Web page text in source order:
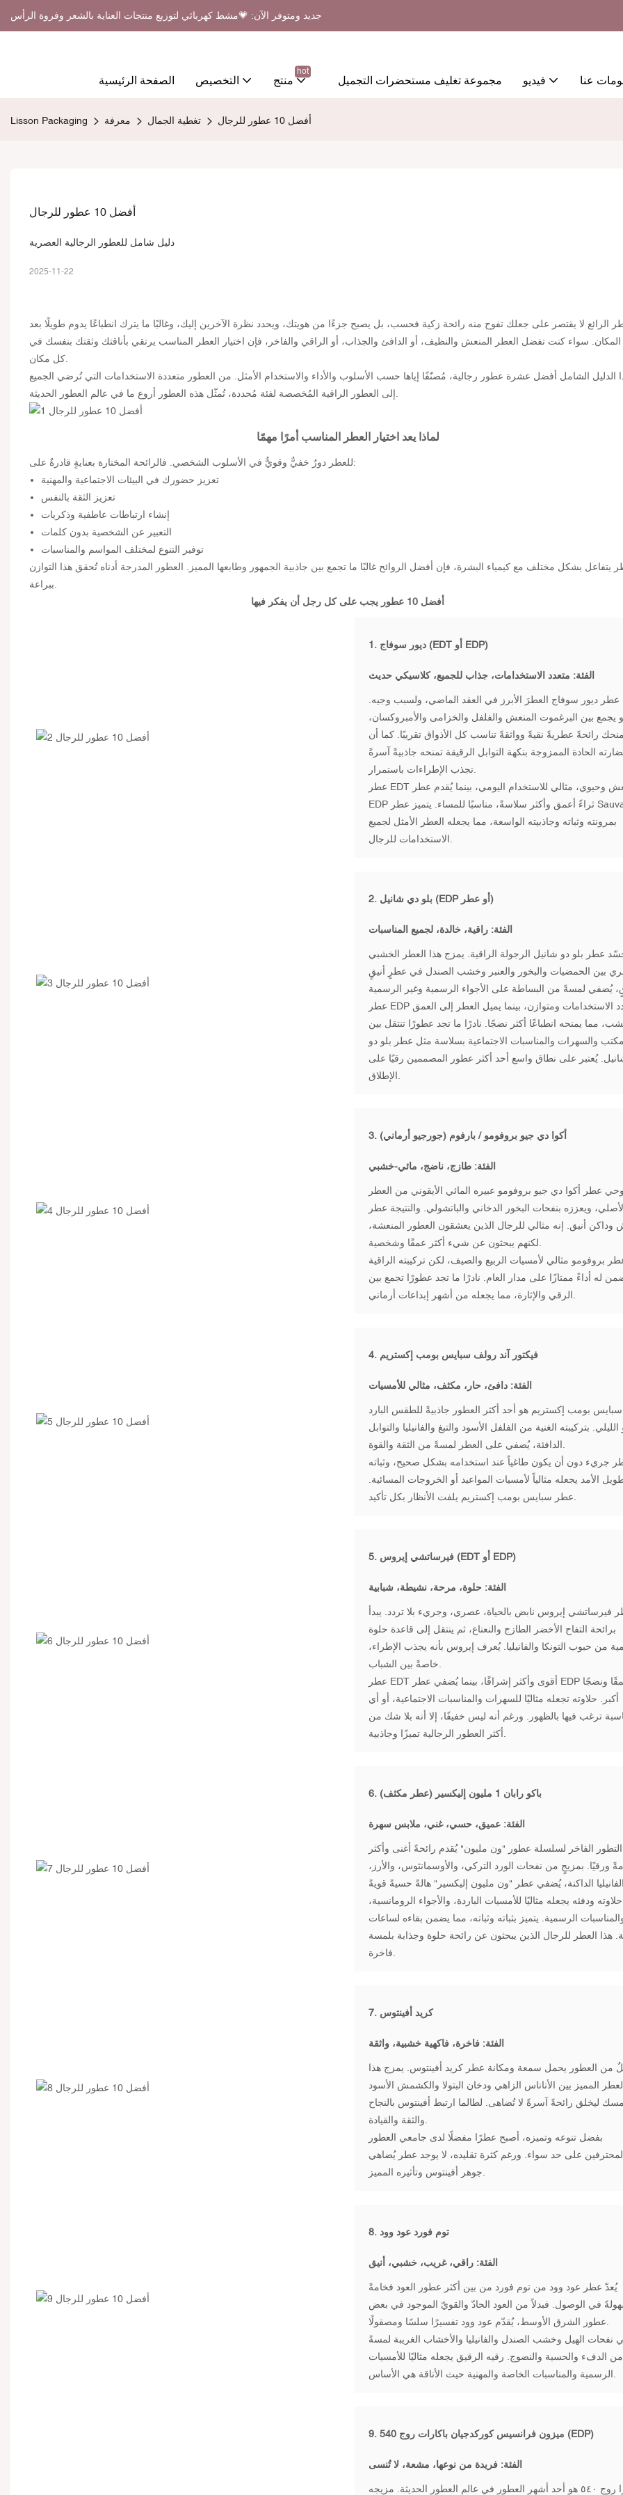
جديد ومتوفر الآن: 💗مشط كهربائي لتوزيع منتجات العناية بالشعر وفروة الرأس
الصفحة الرئيسية التخصيص منتج
hot
مجموعة تغليف مستحضرات التجميل فيديو عنا
Lisson Packaging معرفة تغطية الجمال أفضل 10 عطور للرجال
أفضل 10 عطور للرجال
دليل شامل للعطور الرجالية العصرية
2025-11-22
الرائع لا يقتصر على جعلك تفوح منه رائحة زكية فحسب، بل يصبح جزءًا من هويتك، ويحدد نظرة الآخرين إليك، وغالبًا ما يترك انطباعًا يدوم طويلًا بعد
سواء كنت تفضل العطر المنعش والنظيف، أو الدافئ والجذاب، أو الراقي والفاخر، فإن اختيار العطر المناسب يرتقي بأناقتك وثقتك بنفسك في
كل مكان.
الدليل الشامل أفضل عشرة عطور رجالية، مُصنّفًا إياها حسب الأسلوب والأداء والاستخدام الأمثل. من العطور متعددة الاستخدامات التي تُرضي الجميع
إلى العطور الراقية المُخصصة لفئة مُحددة، تُمثّل هذه العطور أروع ما في عالم العطور الحديثة.
لماذا يعد اختيار العطر المناسب أمرًا مهمًا
للعطر دورٌ خفيٌّ وقويٌّ في الأسلوب الشخصي. فالرائحة المختارة بعنايةٍ قادرةٌ على:
تعزيز حضورك في البيئات الاجتماعية والمهنية
تعزيز الثقة بالنفس
إنشاء ارتباطات عاطفية وذكريات
التعبير عن الشخصية بدون كلمات
توفير التنوع لمختلف المواسم والمناسبات
يتفاعل بشكل مختلف مع كيمياء البشرة، فإن أفضل الروائح غالبًا ما تجمع بين جاذبية الجمهور وطابعها المميز. العطور المدرجة أدناه تُحقق هذا التوازن
ببراعة.
أفضل 10 عطور يجب على كل رجل أن يفكر فيها
1. ديور سوفاج (EDT أو EDP)
الفئة: متعدد الاستخدامات، جذاب للجميع، كلاسيكي حديث
عطر ديور سوفاج العطرَ الأبرز في العقد الماضي، ولسبب وجيه.
يجمع بين البرغموت المنعش والفلفل والخزامى والأمبروكسان،
رائحةً عطريةً نقيةً وواثقةً تناسب كل الأذواق تقريبًا. كما أن
الحادة الممزوجة بنكهة التوابل الرقيقة تمنحه جاذبيةً آسرةً
تجذب الإطراءات باستمرار.
عطر EDT منعش وحيوي، مثالي للاستخدام اليومي، بينما يُقدم عطر
EDP ثراءً أعمق وأكثر سلاسةً، مناسبًا للمساء. يتميز عطر Sauvage
بمرونته وثباته وجاذبيته الواسعة، مما يجعله العطر الأمثل لجميع
الاستخدامات للرجال.
2. بلو دي شانيل (EDP أو عطر)
الفئة: راقية، خالدة، لجميع المناسبات
عطر بلو دو شانيل الرجولة الراقية. يمزج هذا العطر الخشبي
بين الحمضيات والبخور والعنبر وخشب الصندل في عطرٍ أنيقٍ
عطر EDP متعدد الاستخدامات ومتوازن، بينما يميل العطر إلى العمق
مما يمنحه انطباعًا أكثر نضجًا. نادرًا ما تجد عطورًا تنتقل بين
والسهرات والمناسبات الاجتماعية بسلاسة مثل عطر بلو دو
يُعتبر على نطاق واسع أحد أكثر عطور المصممين رقيًا على
الإطلاق.
3. أكوا دي جيو بروفومو / بارفوم (جورجيو أرماني)
الفئة: طازج، ناضج، مائي-خشبي
عطر أكوا دي جيو بروفومو عبيره المائي الأيقوني من العطر
ويعززه بنفحات البخور الدخاني والباتشولي. والنتيجة عطر
وداكن أنيق. إنه مثالي للرجال الذين يعشقون العطور المنعشة،
لكنهم يبحثون عن شيء أكثر عمقًا وشخصية.
بروفومو مثالي لأمسيات الربيع والصيف، لكن تركيبته الراقية
له أداءً ممتازًا على مدار العام. نادرًا ما تجد عطورًا تجمع بين
الرقي والإثارة، مما يجعله من أشهر إبداعات أرماني.
4. فيكتور آند رولف سبايس بومب إكستريم
الفئة: دافئ، حار، مكثف، مثالي للأمسيات
بومب إكستريم هو أحد أكثر العطور جاذبيةً للطقس البارد
الليلي. بتركيبته الغنية من الفلفل الأسود والتبغ والفانيليا والتوابل
الدافئة، يُضفي على العطر لمسةً من الثقة والقوة.
جريء دون أن يكون طاغياً عند استخدامه بشكل صحيح، وثباته
الأمد يجعله مثالياً لأمسيات المواعيد أو الخروجات المسائية.
عطر سبايس بومب إكستريم يلفت الأنظار بكل تأكيد.
5. فيرساتشي إيروس (EDT أو EDP)
الفئة: حلوة، مرحة، نشيطة، شبابية
فيرساتشي إيروس نابض بالحياة، عصري، وجريء بلا تردد. يبدأ
برائحة التفاح الأخضر الطازج والنعناع، ​​ثم ينتقل إلى قاعدة حلوة
من حبوب التونكا والفانيليا. يُعرف إيروس بأنه يجذب الإطراء،
خاصةً بين الشباب.
عطر EDT أقوى وأكثر إشراقًا، بينما يُضفي عطر EDP عمقًا ونضجًا
أكبر. حلاوته تجعله مثاليًا للسهرات والمناسبات الاجتماعية، أو أي
ترغب فيها بالظهور. ورغم أنه ليس خفيفًا، إلا أنه بلا شك من
أكثر العطور الرجالية تميزًا وجاذبية.
6. باكو رابان 1 مليون إليكسير (عطر مكثف)
الفئة: عميق، حسي، غني، ملابس سهرة
التطور الفاخر لسلسلة عطور "ون مليون" يُقدم رائحةً أغنى وأكثر
ورقيًا. بمزيجٍ من نفحات الورد التركي، والأوسمانثوس، والأرز،
حلاوته ودفئه يجعله مثاليًا للأمسيات الباردة، والأجواء الرومانسية،
الرسمية. يتميز بثباته وثباته، مما يضمن بقاءه لساعات
هذا العطر للرجال الذين يبحثون عن رائحة حلوة وجذابة بلمسة
فاخرة.
7. كريد أفينتوس
الفئة: فاخرة، فاكهية خشبية، واثقة
من العطور يحمل سمعة ومكانة عطر كريد أفينتوس. يمزج هذا
المميز بين الأناناس الزاهي ودخان البتولا والكشمش الأسود
ليخلق رائحةً آسرةً لا تُضاهى. لطالما ارتبط أفينتوس بالنجاح
والثقة والقيادة.
بفضل تنوعه وتميزه، أصبح عطرًا مفضلًا لدى جامعي العطور
على حد سواء. ورغم كثرة تقليده، لا يوجد عطر يُضاهي
جوهر أفينتوس وتأثيره المميز.
8. توم فورد عود وود
الفئة: راقي، غريب، خشبي، أنيق
يُعدّ عطر عود وود من توم فورد من بين أكثر عطور العود فخامةً
في الوصول. فبدلاً من العود الحادّ والقويّ الموجود في بعض
عطور الشرق الأوسط، يُقدّم عود وود تفسيرًا سلسًا ومصقولًا.
نفحات الهيل وخشب الصندل والفانيليا والأخشاب الغريبة لمسةً
من الدفء والحسية والنضوج. رقيه الرقيق يجعله مثاليًا للأمسيات
الرسمية والمناسبات الخاصة والمهنية حيث الأناقة هي الأساس.
9. ميزون فرانسيس كوركدجيان باكارات روج 540 (EDP)
الفئة: فريدة من نوعها، مشعة، لا تُنسى
باكارا روج ٥٤٠ هو أحد أشهر العطور في عالم العطور الحديثة. مزيجه